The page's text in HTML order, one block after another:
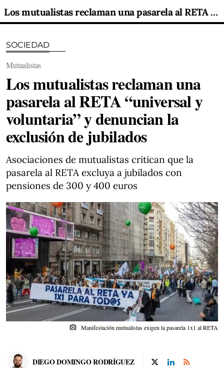
Los mutualistas reclaman una pasarela al RETA “universal y voluntaria” y denuncian la exclusión de jubilados
SOCIEDAD
Mutualistas
Los mutualistas reclaman una
pasarela al RETA “universal y
voluntaria” y denuncian la
exclusión de jubilados
Asociaciones de mutualistas critican que la
pasarela al RETA excluya a jubilados con
pensiones de 300 y 400 euros
photo_camera Manifestación mutualistas exigen la pasarela 1x1 al RETA
DIEGO DOMINGO RODRÍGUEZ